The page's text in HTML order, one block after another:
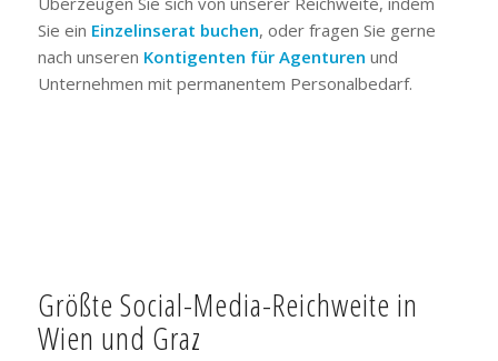
Sie ein Einzelinserat buchen, oder fragen Sie gerne
nach unseren Kontigenten für Agenturen und
Unternehmen mit permanentem Personalbedarf.
Größte Social-Media-Reichweite in
Wien und Graz